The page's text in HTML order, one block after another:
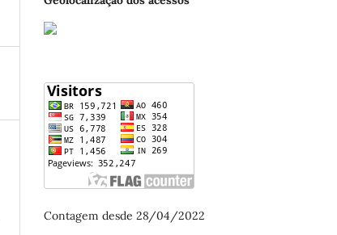
Contagem desde 28/04/2022